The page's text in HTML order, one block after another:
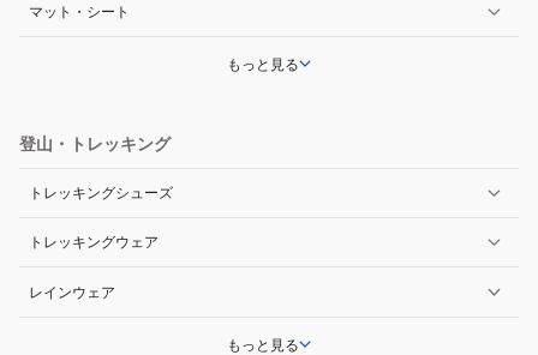
マット・シート
もっと見る
登山・トレッキング
トレッキングシューズ
トレッキングウェア
レインウェア
もっと見る